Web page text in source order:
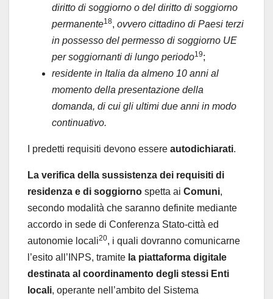
diritto di soggiorno o del diritto di soggiorno
permanente18, ovvero cittadino di Paesi terzi
in possesso del permesso di soggiorno UE
per soggiornanti di lungo periodo19;
residente in Italia da almeno 10 anni al
momento della presentazione della
domanda, di cui gli ultimi due anni in modo
continuativo.
I predetti requisiti devono essere autodichiarati.
La verifica della sussistenza dei requisiti di
residenza e di soggiorno spetta ai Comuni,
secondo modalità che saranno definite mediante
accordo in sede di Conferenza Stato-città ed
autonomie locali20, i quali dovranno comunicarne
l’esito all’INPS, tramite la piattaforma digitale
destinata al coordinamento degli stessi Enti
locali, operante nell’ambito del Sistema